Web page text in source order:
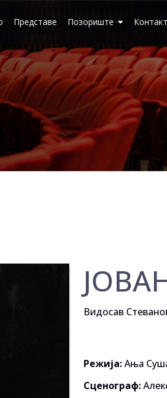
Представе Позориште Контакт
Видосав
Режија:Ања
Сценограф: